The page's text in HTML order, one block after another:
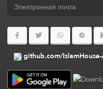
github.com/